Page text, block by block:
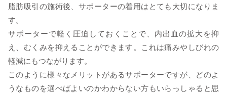
脂肪吸引の施術後、サポーターの着用はとても大切になりま
す。
サポーターで軽く圧迫しておくことで、内出血の拡大を抑
え、むくみを抑えることができます。これは痛みやしびれの
軽減にもつながります。
このように様々なメリットがあるサポーターですが、どのよ
うなものを選べばよいのかわからない方もいらっしゃると思